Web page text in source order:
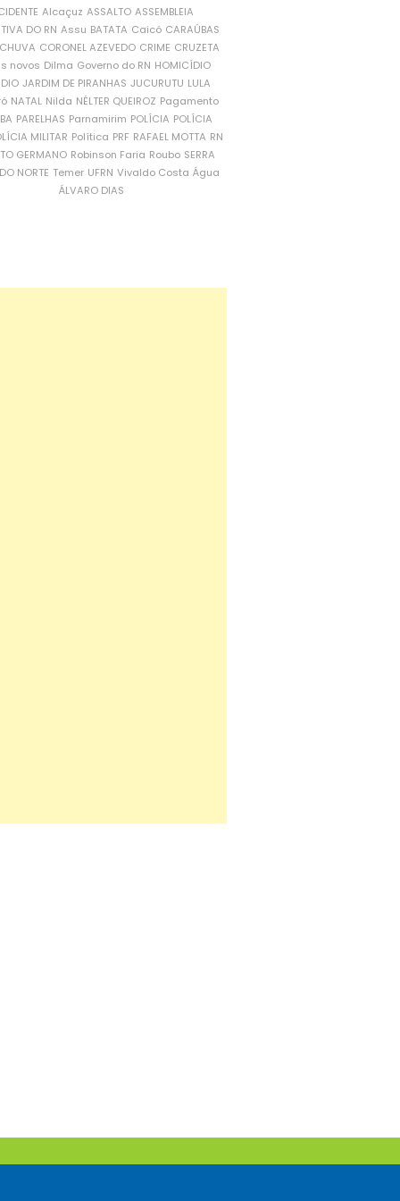
Alcaçuz ASSALTO ASSEMBLEIA
DO RN Assu BATATA Caicó CARAÚBAS
CORONEL AZEVEDO CRIME CRUZETA
novos Dilma Governo do RN HOMICÍDIO
JARDIM DE PIRANHAS JUCURUTU LULA
NATAL Nilda NÉLTER QUEIROZ Pagamento
PARELHAS Parnamirim POLÍCIA POLÍCIA
MILITAR Política PRF RAFAEL MOTTA RN
GERMANO Robinson Faria Roubo SERRA
NORTE Temer UFRN Vivaldo Costa Água
ÁLVARO DIAS